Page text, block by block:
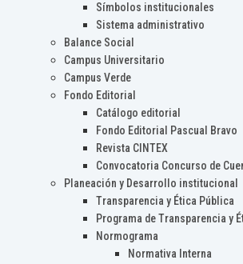
Símbolos institucionales
Sistema administrativo
Balance Social
Campus Universitario
Campus Verde
Fondo Editorial
Catálogo editorial
Fondo Editorial Pascual Bravo
Revista CINTEX
Convocatoria Concurso de
Planeación y Desarrollo institucional
Transparencia y Ética Pública
Programa de Transparencia y
Normograma
Normativa Interna